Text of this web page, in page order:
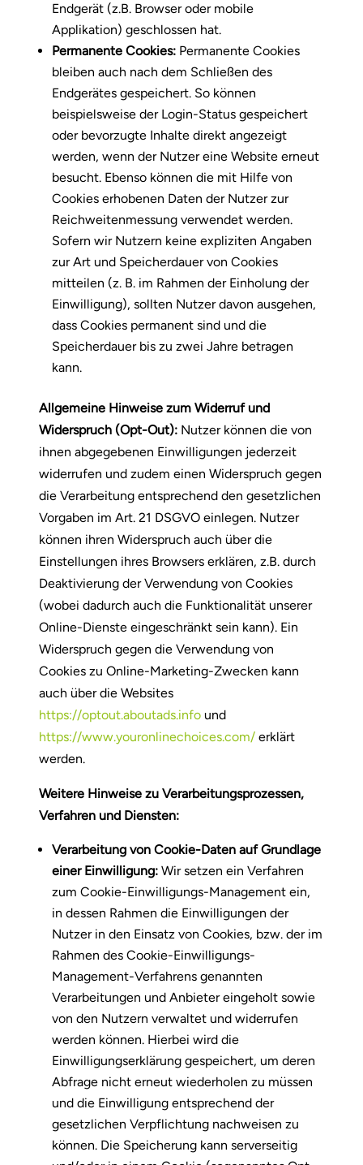
Endgerät (z.B. Browser oder mobile
Applikation) geschlossen hat.
Permanente Cookies: Permanente Cookies
bleiben auch nach dem Schließen des
Endgerätes gespeichert. So können
beispielsweise der Login-Status gespeichert
oder bevorzugte Inhalte direkt angezeigt
werden, wenn der Nutzer eine Website erneut
besucht. Ebenso können die mit Hilfe von
Cookies erhobenen Daten der Nutzer zur
Reichweitenmessung verwendet werden.
Sofern wir Nutzern keine expliziten Angaben
zur Art und Speicherdauer von Cookies
mitteilen (z. B. im Rahmen der Einholung der
Einwilligung), sollten Nutzer davon ausgehen,
dass Cookies permanent sind und die
Speicherdauer bis zu zwei Jahre betragen
kann.
Allgemeine Hinweise zum Widerruf und
Widerspruch (Opt-Out): Nutzer können die von
ihnen abgegebenen Einwilligungen jederzeit
widerrufen und zudem einen Widerspruch gegen
die Verarbeitung entsprechend den gesetzlichen
Vorgaben im Art. 21 DSGVO einlegen. Nutzer
können ihren Widerspruch auch über die
Einstellungen ihres Browsers erklären, z.B. durch
Deaktivierung der Verwendung von Cookies
(wobei dadurch auch die Funktionalität unserer
Online-Dienste eingeschränkt sein kann). Ein
Widerspruch gegen die Verwendung von
Cookies zu Online-Marketing-Zwecken kann
auch über die Websites
https://optout.aboutads.info und
https://www.youronlinechoices.com/ erklärt
werden.
Weitere Hinweise zu Verarbeitungsprozessen,
Verfahren und Diensten:
Verarbeitung von Cookie-Daten auf Grundlage
einer Einwilligung:Wir setzen ein Verfahren
zum Cookie-Einwilligungs-Management ein,
in dessen Rahmen die Einwilligungen der
Nutzer in den Einsatz von Cookies, bzw. der im
Rahmen des Cookie-Einwilligungs-
Management-Verfahrens genannten
Verarbeitungen und Anbieter eingeholt sowie
von den Nutzern verwaltet und widerrufen
werden können. Hierbei wird die
Einwilligungserklärung gespeichert, um deren
Abfrage nicht erneut wiederholen zu müssen
und die Einwilligung entsprechend der
gesetzlichen Verpflichtung nachweisen zu
können. Die Speicherung kann serverseitig